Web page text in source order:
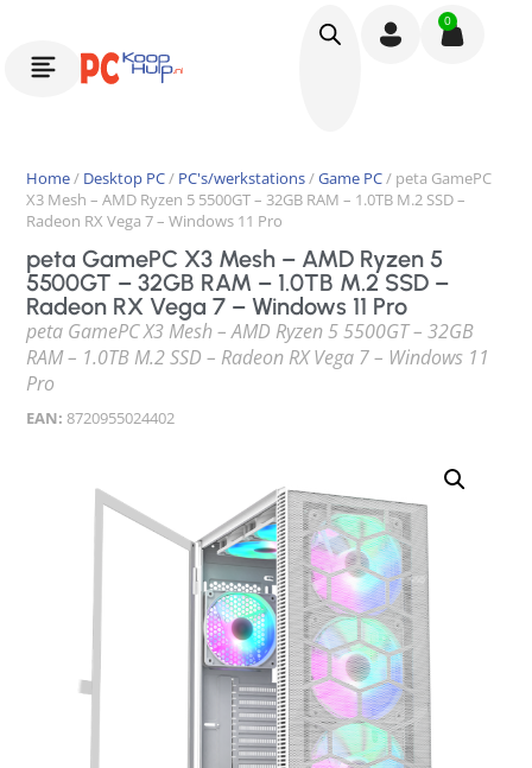
0
Home/ Desktop PC/ PC's/werkstations/Game PC/ peta GamePC
X3 Mesh – AMD Ryzen 5 5500GT – 32GB RAM – 1.0TB M.2 SSD –
Radeon RX Vega 7 – Windows 11 Pro
peta GamePC X3 Mesh – AMD Ryzen 5
5500GT – 32GB RAM – 1.0TB M.2 SSD –
Radeon RX Vega 7 – Windows 11 Pro
peta GamePC X3 Mesh – AMD Ryzen 5 5500GT – 32GB
RAM – 1.0TB M.2 SSD – Radeon RX Vega 7 – Windows 11
Pro
EAN: 8720955024402